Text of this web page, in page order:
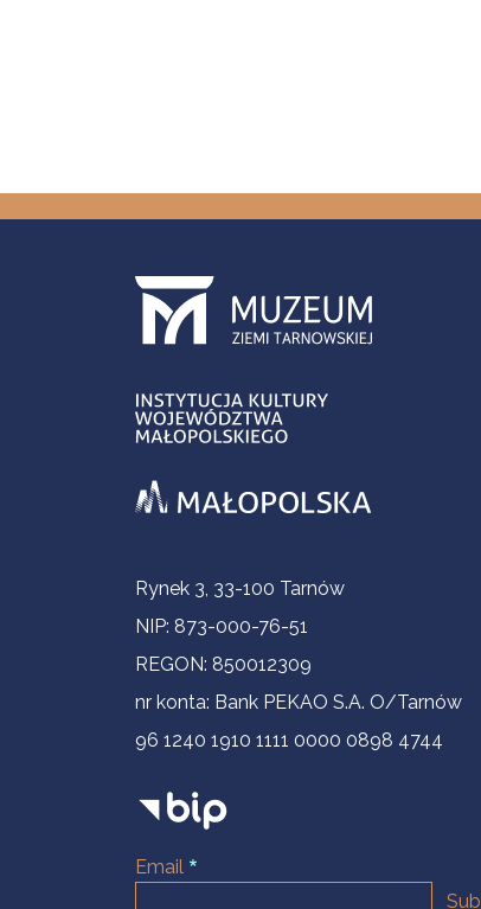
Informacje kontaktowe
Rynek 3, 33-100 Tarnów
NIP: 873-000-76-51
REGON: 850012309
nr konta: Bank PEKAO S.A. O/Tarnów
96 1240 1910 1111 0000 0898 4744
Email